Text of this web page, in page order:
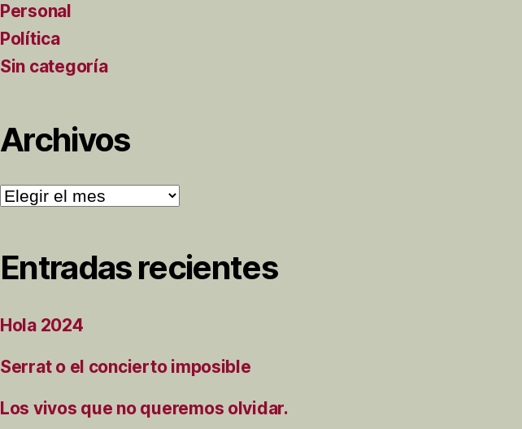
Personal
Política
Sin categoría
Archivos
Archivos
Entradas recientes
Hola 2024
Serrat o el concierto imposible
Los vivos que no queremos olvidar.